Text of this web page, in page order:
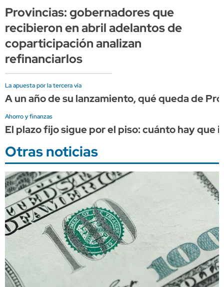
Provincias: gobernadores que
recibieron en abril adelantos de
coparticipación analizan
refinanciarlos
La apuesta por la tercera vía
A un año de su lanzamiento, qué queda de
Ahorro y finanzas
El plazo fijo sigue por el piso: cuánto hay
Otras noticias